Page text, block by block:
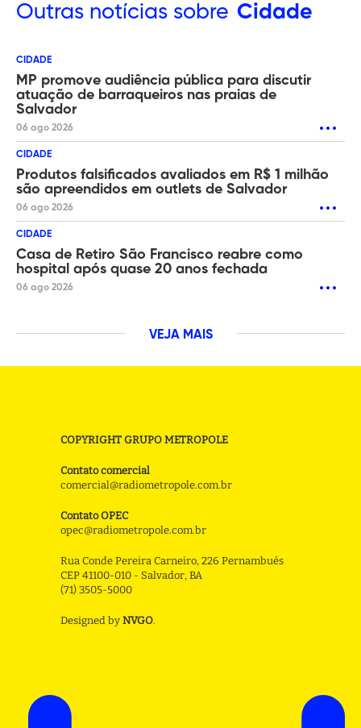
Outras notícias sobre Cidade
CIDADE
MP promove audiência pública para discutir
atuação de barraqueiros nas praias de
Salvador
06 ago 2026
CIDADE
Produtos falsificados avaliados em R$ 1 milhão
são apreendidos em outlets de Salvador
06 ago 2026
CIDADE
Casa de Retiro São Francisco reabre como
hospital após quase 20 anos fechada
06 ago 2026
VEJA MAIS
COPYRIGHT GRUPO METROPOLE
Contato comercial
comercial@radiometropole.com.br
Contato OPEC
opec@radiometropole.com.br
Rua Conde Pereira Carneiro, 226 Pernambués
CEP 41100-010 - Salvador, BA
(71) 3505-5000
Designed by NVGO.